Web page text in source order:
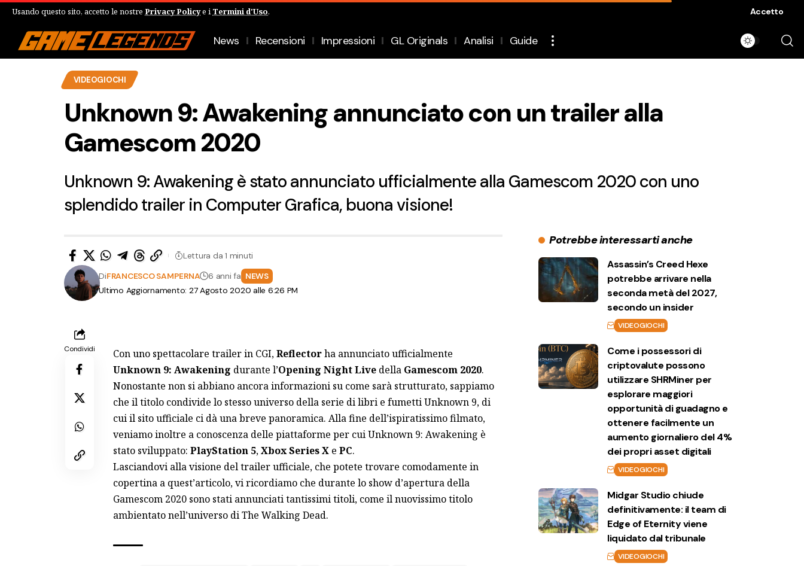
Usando questo sito, accetto le nostre Privacy Policye i Termini d'Uso. Accetto
News Recensioni Impressioni GL Originals Analisi Guide
VIDEOGIOCHI
Unknown 9: Awakening annunciato con un trailer alla
Gamescom 2020
Unknown 9: Awakening è stato annunciato ufficialmente alla Gamescom 2020 con uno
splendido trailer in Computer Grafica, buona visione!
Ultimo Aggiornamento: 27 Agosto 2020 alle 6:26 PM
DiFRANCESCO SAMPERNA 6 anni fa NEWS
Lettura da 1 minuti
Condividi Con uno spettacolare trailer in CGI,Reflectorha annunciato ufficialmente
Unknown 9: Awakening durante l’Opening Night LivedellaGamescom 2020.
Nonostante non si abbiano ancora informazioni su come sarà strutturato, sappiamo
che il titolo condivide lo stesso universo della serie di libri e fumetti Unknown 9, di
cui il sito ufficiale ci dà una breve panoramica. Alla fine dell’ispiratissimo filmato,
veniamo inoltre a conoscenza delle piattaforme per cui Unknown 9: Awakening è
stato sviluppato: PlayStation 5,Xbox Series Xe PC.
Lasciandovi alla visione del trailer ufficiale, che potete trovare comodamente in
copertina a quest’articolo, vi ricordiamo che durante lo show d’apertura della
Gamescom 2020 sono stati annunciati tantissimi titoli, come il nuovissimo titolo
ambientato nell’universo di The Walking Dead.
Potrebbe interessarti anche
Assassin’s Creed Hexe
potrebbe arrivare nella
seconda metà del 2027,
secondo un insider
VIDEOGIOCHI
Come i possessori di
criptovalute possono
utilizzare SHRMiner per
esplorare maggiori
opportunità di guadagno e
ottenere facilmente un
aumento giornaliero del 4%
dei propri asset digitali
VIDEOGIOCHI
Midgar Studio chiude
definitivamente: il team di
Edge of Eternity viene
liquidato dal tribunale
VIDEOGIOCHI